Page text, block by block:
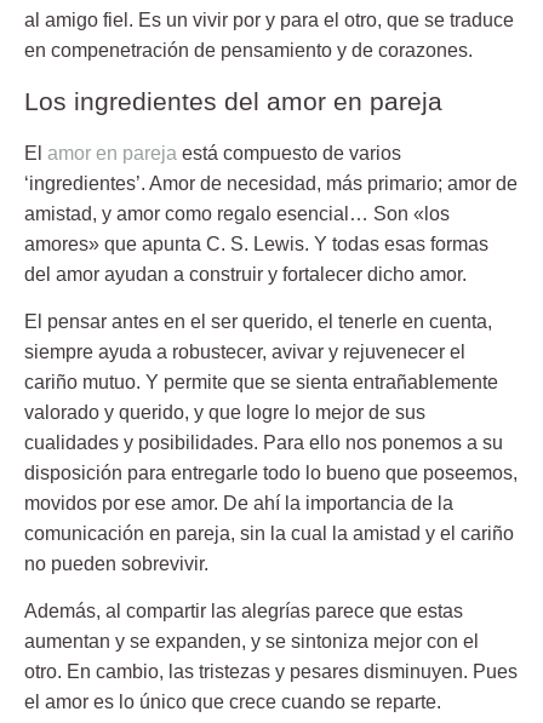
al amigo fiel. Es un vivir por y para el otro, que se traduce
en compenetración de pensamiento y de corazones.
Los ingredientes del amor en pareja
El amor en pareja está compuesto de varios
‘ingredientes’. Amor de necesidad, más primario; amor de
amistad, y amor como regalo esencial… Son «los
amores» que apunta C. S. Lewis. Y todas esas formas
del amor ayudan a construir y fortalecer dicho amor.
El pensar antes en el ser querido, el tenerle en cuenta,
siempre ayuda a robustecer, avivar y rejuvenecer el
cariño mutuo. Y permite que se sienta entrañablemente
valorado y querido, y que logre lo mejor de sus
cualidades y posibilidades. Para ello nos ponemos a su
disposición para entregarle todo lo bueno que poseemos,
movidos por ese amor. De ahí la importancia de la
comunicación en pareja, sin la cual la amistad y el cariño
no pueden sobrevivir.
Además, al compartir las alegrías parece que estas
aumentan y se expanden, y se sintoniza mejor con el
otro. En cambio, las tristezas y pesares disminuyen. Pues
el amor es lo único que crece cuando se reparte.